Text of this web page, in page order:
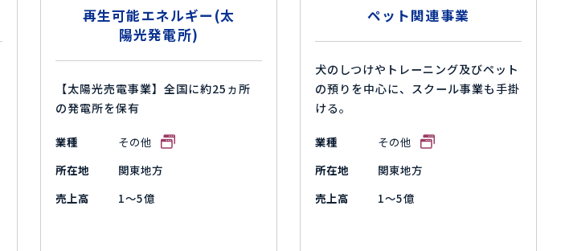
再生可能エネルギー(太
陽光発電所)
【太陽光売電事業】全国に約25ヵ所
の発電所を保有
業種
その他
所在地
関東地方
売上高
1～5億
ペット関連事業
犬のしつけやトレーニング及びペット
の預りを中心に、スクール事業も手掛
ける。
業種
その他
所在地
関東地方
売上高
1～5億